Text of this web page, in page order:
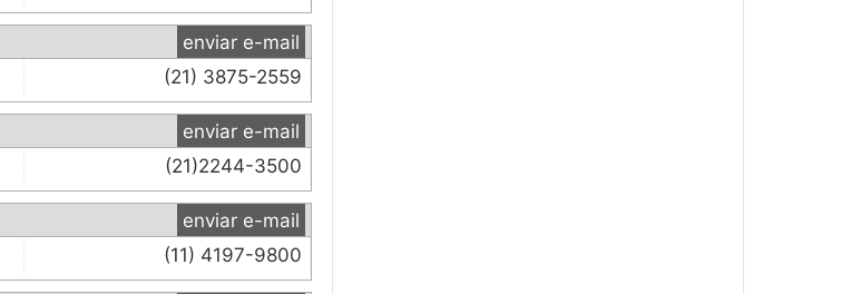
enviar e-mail
(21) 3875-2559
enviar e-mail
(21)2244-3500
enviar e-mail
(11) 4197-9800